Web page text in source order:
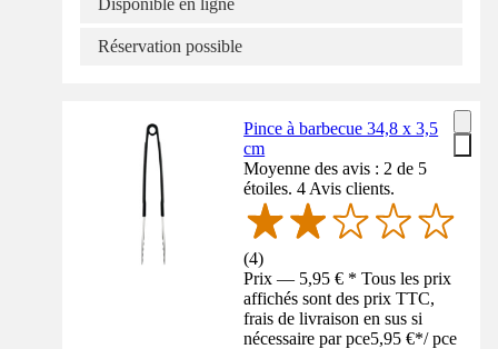
Disponible en ligne
Réservation possible
Pince à barbecue 34,8 x 3,5
cm
Moyenne des avis : 2 de 5
étoiles. 4 Avis clients.
(4)
Prix — 5,95 € * Tous les prix
affichés sont des prix TTC,
frais de livraison en sus si
nécessaire par pce5,95 €*/ pce